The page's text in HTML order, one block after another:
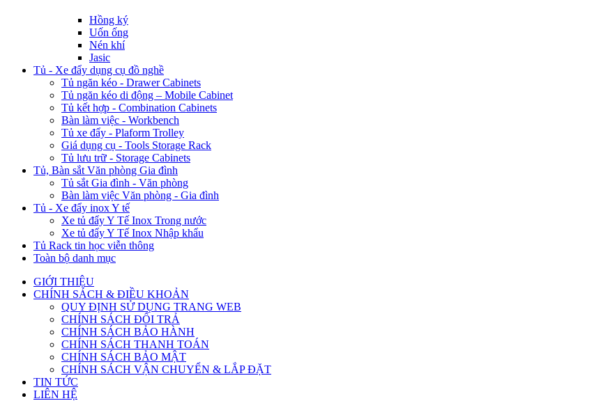
Hồng ký
Uốn ống
Nén khí
Jasic
Tủ - Xe đẩy dụng cụ đồ nghề
Tủ ngăn kéo - Drawer Cabinets
Tủ ngăn kéo di động – Mobile Cabinet
Tủ kết hợp - Combination Cabinets
Bàn làm việc - Workbench
Tủ xe đẩy - Plaform Trolley
Giá dụng cụ - Tools Storage Rack
Tủ lưu trữ - Storage Cabinets
Tủ, Bàn sắt Văn phòng Gia đình
Tủ sắt Gia đình - Văn phòng
Bàn làm việc Văn phòng - Gia đình
Tủ - Xe đẩy inox Y tế
Xe tủ đẩy Y Tế Inox Trong nước
Xe tủ đẩy Y Tế Inox Nhập khẩu
Tủ Rack tin học viễn thông
Toàn bộ danh mục
GIỚI THIỆU
CHÍNH SÁCH & ĐIỀU KHOẢN
QUY ĐỊNH SỬ DỤNG TRANG WEB
CHÍNH SÁCH ĐỔI TRẢ
CHÍNH SÁCH BẢO HÀNH
CHÍNH SÁCH THANH TOÁN
CHÍNH SÁCH BẢO MẬT
CHÍNH SÁCH VẬN CHUYỂN & LẮP ĐẶT
TIN TỨC
LIÊN HỆ